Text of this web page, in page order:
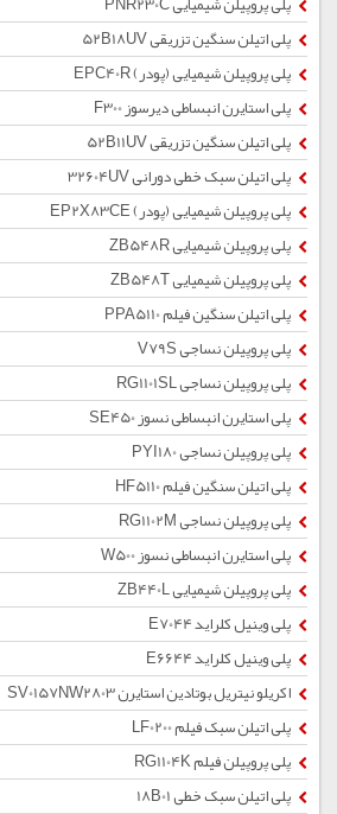
پلی اتیلن سنگین تزریقی 52B18UV
پلی پروپیلن شیمیایی (پودر) EPC40R
پلی استایرن انبساطی دیرسوز F300
پلی اتیلن سنگین تزریقی 52B11UV
پلی اتیلن سبک خطی دورانی 32604UV
پلی پروپیلن شیمیایی (پودر) EP2X83CE
پلی پروپیلن شیمیایی ZB548R
پلی پروپیلن شیمیایی ZB548T
پلی اتیلن سنگین فیلم PPA5110
پلی پروپیلن نساجی V79S
پلی پروپیلن نساجی RG1101SL
پلی استایرن انبساطی نسوز SE450
پلی پروپیلن نساجی PYI180
پلی اتیلن سنگین فیلم HF5110
پلی پروپیلن نساجی RG1102M
پلی استایرن انبساطی نسوز W500
پلی پروپیلن شیمیایی ZB440L
پلی وینیل کلراید E7044
پلی وینیل کلراید E6644
اکریلو نیتریل بوتادین استایرن SV0157NW2803
پلی اتیلن سبک فیلم LF0200
پلی پروپیلن فیلم RG1104K
پلی اتیلن سبک خطی 18B01